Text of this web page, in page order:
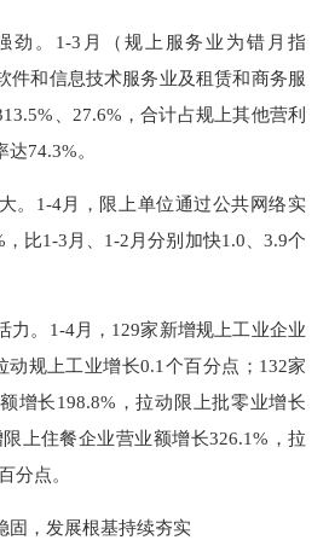
。1-3月（规上服务业为错月指
件和信息技术服务业及租赁和商务服
、27.6%，合计占规上其他营利
74.3%。
1-4月，限上单位通过公共网络实
比1-3月、1-2月分别加快1.0、3.9个
。1-4月，129家新增规上工业企业
动规上工业增长0.1个百分点；132家
增长198.8%，拉动限上批零业增长
上住餐企业营业额增长326.1%，拉
分点。
，发展根基持续夯实